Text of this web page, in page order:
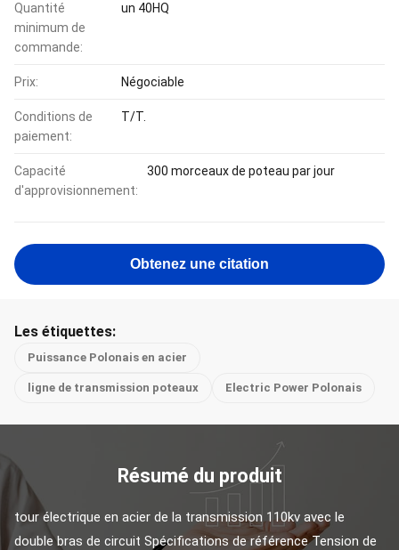
Quantité
minimum de
commande:
un 40HQ
Prix: Négociable
Conditions de
paiement:
T/T.
Capacité
d'approvisionnement:
300 morceaux de poteau par jour
Obtenez une citation
Les étiquettes:
Puissance Polonais en acier
ligne de transmission poteaux Electric Power Polonais
Résumé du produit
tour électrique en acier de la transmission 110kv avec le
double bras de circuit Spécifications de référence Tension de